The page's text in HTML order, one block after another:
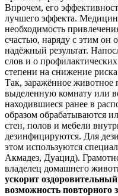
Впрочем, его
лучшего эффекта.
необходимость
счастью, наряду с этим он
надёжный результат.
слов и о
степени на снижение
Так, заражённое животное
выделенную комнату или
находившиеся ранее в
образом обрабатываются
стен, полов и мебели
дезинфицируются. Для
этом используются
Акмадез, Дуацид).
владелец домашнего
ускорит
возможность повторного